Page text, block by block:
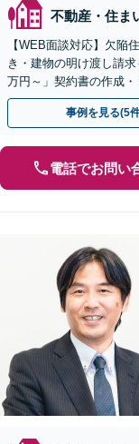
不動産・住ま
【WEB面談対応】欠陥
き・建物の明け渡し請
万円～」契約書の作成
料の増額対応など【休
事例を見る(5
電話でお問い